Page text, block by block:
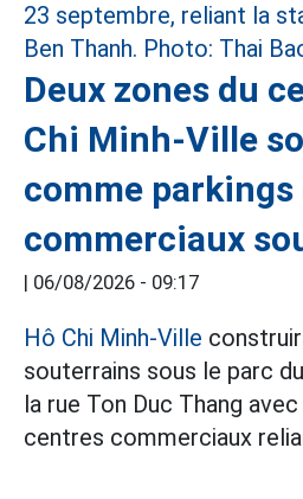
Deux zones du
Chi Minh-Ville
comme
commerciaux
| 06/08/2026 - 09:17
Hô Chi Minh-Ville
souterrains sous le parc
la rue Ton Duc Thang
centres commerciaux